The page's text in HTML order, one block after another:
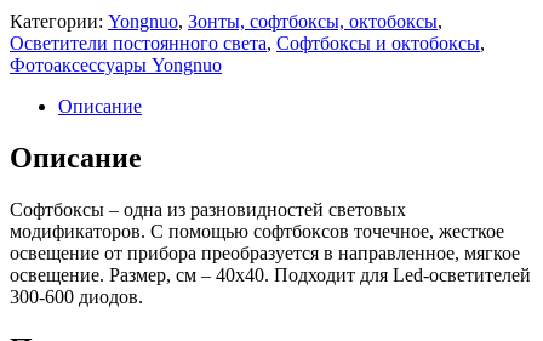
Категории: Yongnuo, Зонты, софтбоксы, октобоксы,
Осветители постоянного света, Софтбоксы и октобоксы,
Фотоаксессуары Yongnuo
Описание
Описание
Софтбоксы – одна из разновидностей световых
модификаторов. С помощью софтбоксов точечное, жесткое
освещение от прибора преобразуется в направленное, мягкое
освещение. Размер, см – 40х40. Подходит для Led-осветителей
300-600 диодов.